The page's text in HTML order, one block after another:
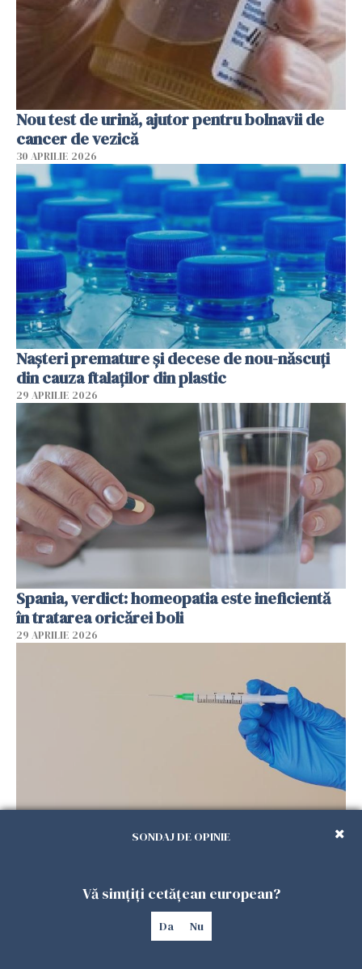
Nou test de urină, ajutor pentru bolnavii de
cancer de vezică
30 APRILIE 2026
Nașteri premature și decese de nou-născuți
din cauza ftalaților din plastic
29 APRILIE 2026
Spania, verdict: homeopatia este ineficientă
în tratarea oricărei boli
29 APRILIE 2026
Vaccinul împotriva zonei Zoster, încetinește
SONDAJ DE OPINIE
Vă simțiți cetățean european?
Da Nu